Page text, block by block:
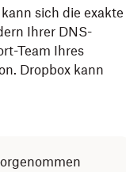
sich die exakte
Ihrer DNS-
Team Ihres
Dropbox kann